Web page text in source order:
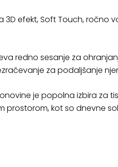
3D efekt, Soft Touch, ročno
redno sesanje za
za podaljšanje
je popolna izbira za
kot so dnevne